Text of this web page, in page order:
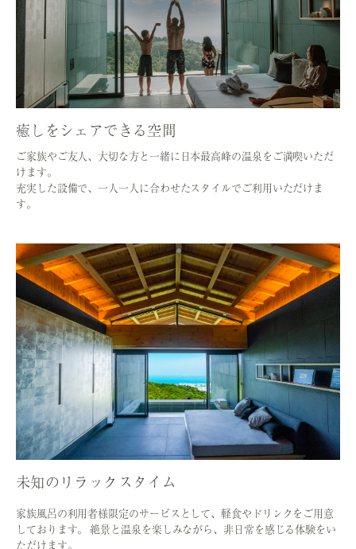
癒しをシェアできる空間
ご家族やご友人、大切な方と一緒に日本最高峰の温泉をご満喫いただ
けます。
充実した設備で、一人一人に合わせたスタイルでご利用いただけま
す。
未知のリラックスタイム
家族風呂の利用者様限定のサービスとして、軽食やドリンクをご用意
しております。 絶景と温泉を楽しみながら、非日常を感じる体験をい
ただけます。